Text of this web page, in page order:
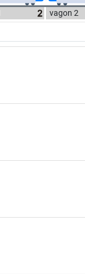
vagon 2